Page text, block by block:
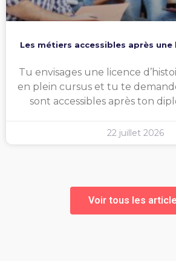
Les métiers accessibles après une
Tu envisages une licence
en plein cursus et tu te
sont accessibles après ton
22 juillet 2026
Voir tous les